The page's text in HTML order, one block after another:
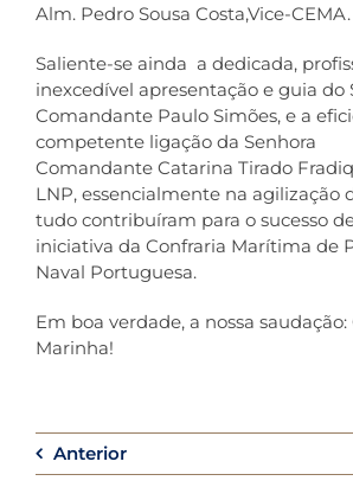
Alm. Pedro Sousa Costa,Vice-CEMA.
Saliente-se ainda a dedicada,
inexcedível apresentação e guia do
Comandante Paulo Simões, e a
competente ligação da Senhora
Comandante Catarina Tirado
LNP, essencialmente na agilização
tudo contribuíram para o sucesso
iniciativa da Confraria Marítima de
Naval Portuguesa.
Em boa verdade, a nossa saudação:
Marinha!
Anterior